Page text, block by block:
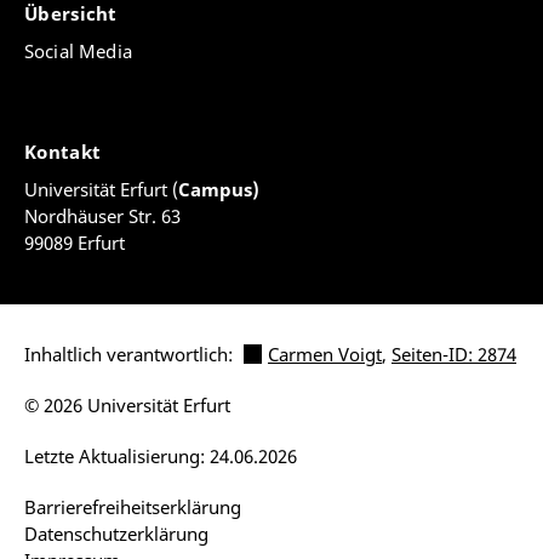
Übersicht
Social Media
Kontakt
Universität Erfurt (Campus)
Nordhäuser Str. 63
99089 Erfurt
Inhaltlich verantwortlich: Carmen Voigt, Seiten-ID: 2874
Barrierefreiheitserklärung
Datenschutzerklärung
Letzte Aktualisierung: 24.06.2026
© 2026 Universität Erfurt